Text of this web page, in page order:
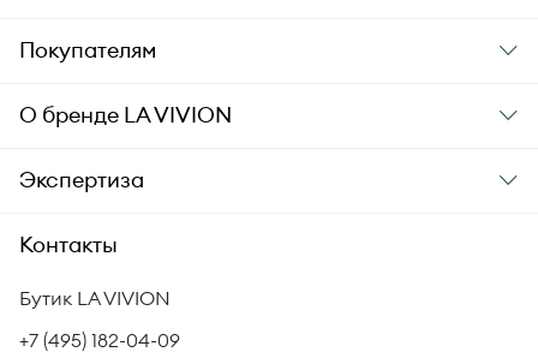
Подарки
Уход за украшениями
Аксессуары
Покупателям
Заказ и оплата
Гарантия подлинности
Комплект документов
Политика возврата
Сертификация бриллиантов
О бренде LA VIVION
О компании
СМИ о нас
Корпоративный портал
Экспертиза
Академия LA VIVION
Статьи
Контакты
Бутик LA VIVION
+7 (495) 182-04-09